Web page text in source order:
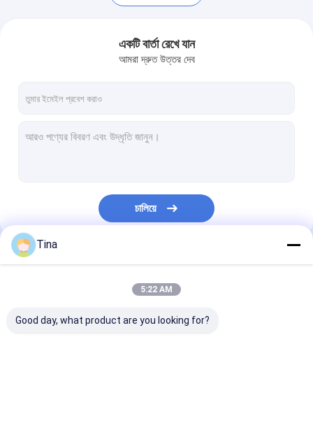
টাইপ সি মহিলা সংযোগকারী
ইনপুট/আউটপুট সংযোগকারী
বিটিবি সংযোগকারী
একটি বার্তা রেখে যান
আমরা দ্রুত উত্তর দেব
চালিয়ে
আমাদের বিভাগসমূহ
Tina
5:22 AM
Good day, what product are you looking for?